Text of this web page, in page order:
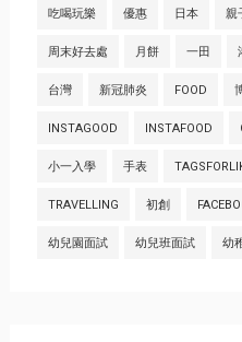
吃喝玩樂 優惠 日本 親
周末好去處 月餅 一田
台灣 新冠肺炎 FOOD
INSTAGOOD INSTAFOOD
小一入學 手表
TRAVELLING 初創
幼兒園面試 幼兒班面試 幼